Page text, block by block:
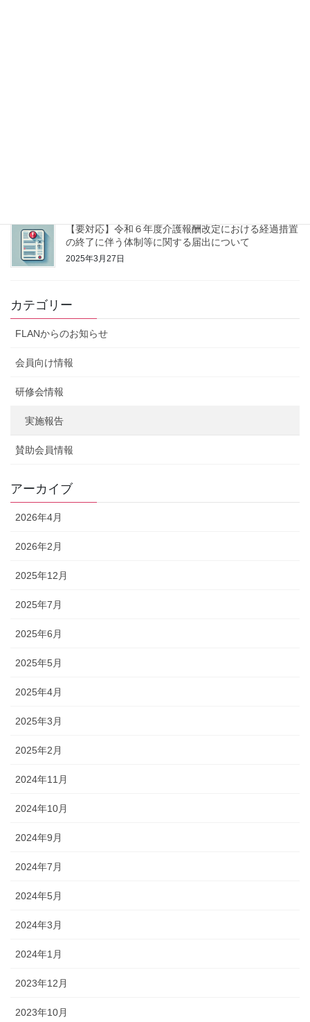
【要対応】令和６年度介護報酬改定における経過措置
の終了に伴う体制等に関する届出について
2025年3月27日
カテゴリー
FLANからのお知らせ
会員向け情報
研修会情報
実施報告
賛助会員情報
アーカイブ
2026年4月
2026年2月
2025年12月
2025年7月
2025年6月
2025年5月
2025年4月
2025年3月
2025年2月
2024年11月
2024年10月
2024年9月
2024年7月
2024年5月
2024年3月
2024年1月
2023年12月
2023年10月